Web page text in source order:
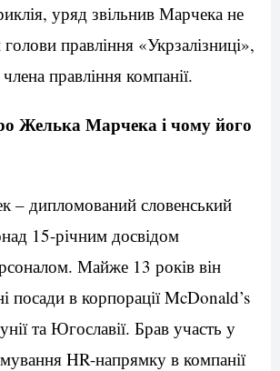
уряд звільнив Марчека не
правління «Укрзалізниці»,
правління компанії.
Желька Марчека і чому його
– дипломований словенський
15-річним досвідом
Майже 13 років він
посади в корпорації McDonald’s
та Югославії. Брав участь у
HR-напрямку в компанії